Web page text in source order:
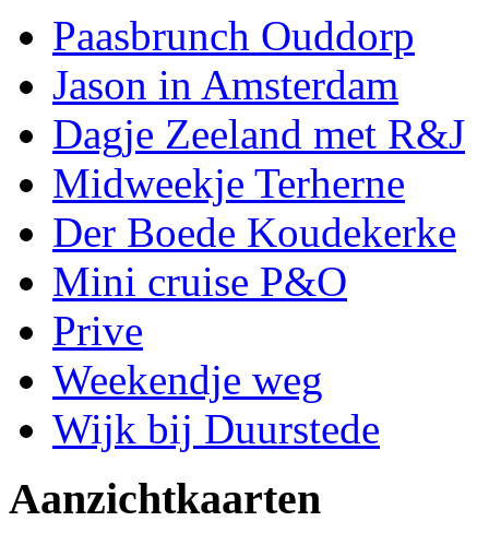
Paasbrunch Ouddorp
Jason in Amsterdam
Dagje Zeeland met R&J
Midweekje Terherne
Der Boede Koudekerke
Mini cruise P&O
Prive
Weekendje weg
Wijk bij Duurstede
Aanzichtkaarten